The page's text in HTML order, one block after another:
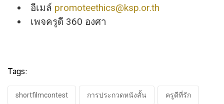
อีเมล์ promoteethics@ksp.or.th
เพจครูดี 360 องศา
Tags:
shortfilmcontest การประกวดหนังสั้น ครูดีที่รัก